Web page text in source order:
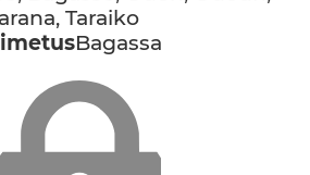
Taraiko
Bagassa